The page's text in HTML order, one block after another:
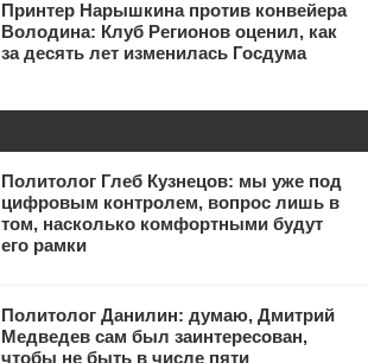
Принтер Нарышкина против конвейера
Володина: Клуб Регионов оценил, как
за десять лет изменилась Госдума
Политолог Глеб Кузнецов: мы уже под
цифровым контролем, вопрос лишь в
том, насколько комфортными будут
его рамки
Политолог Данилин: думаю, Дмитрий
Медведев сам был заинтересован,
чтобы не быть в числе пяти